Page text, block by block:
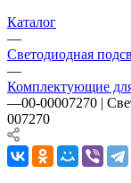
Каталог
—
Светодиодная
—
Комплектующие
—00-00007270 |
007270